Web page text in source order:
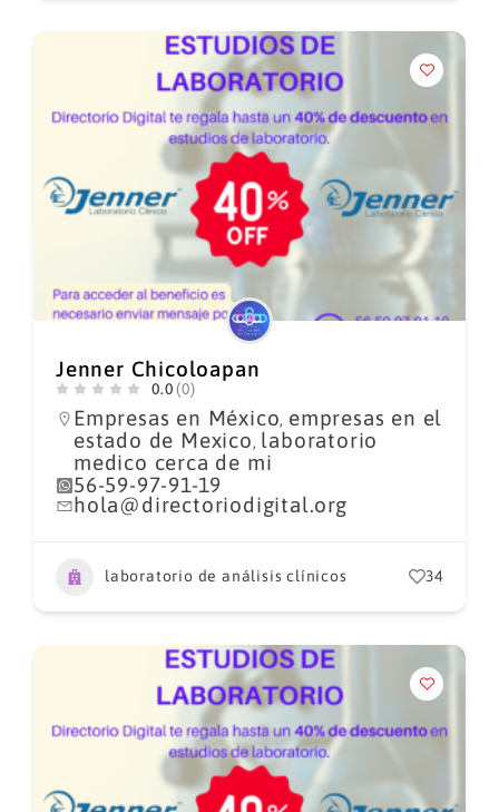
Jenner Chicoloapan
0.0 (0)
Empresas en México, empresas en el
estado de Mexico, laboratorio
medico cerca de mi
56-59-97-91-19
hola@directoriodigital.org
laboratorio de análisis clínicos 34